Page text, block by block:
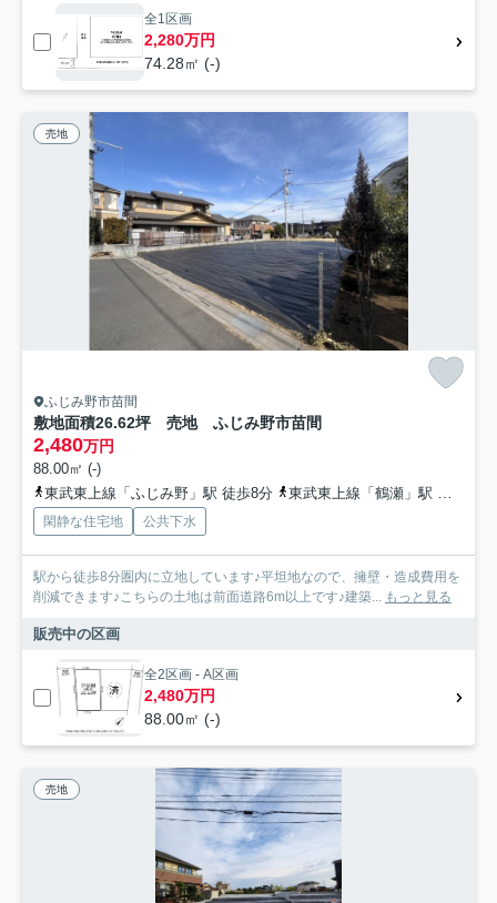
全1区画
2,280万円
74.28㎡ (-)
売地
ふじみ野市苗間
敷地面積26.62坪 売地 ふじみ野市苗間
2,480万円
88.00㎡ (-)
東武東上線「ふじみ野」駅 徒歩8分
東武東上線「鶴瀬」駅 徒歩29分
閑静な住宅地 公共下水
駅から徒歩8分圏内に立地しています♪平坦地なので、擁壁・造成費用を
削減できます♪こちらの土地は前面道路6m以上です♪建築... もっと見る
販売中の区画
全2区画 - A区画
2,480万円
88.00㎡ (-)
売地